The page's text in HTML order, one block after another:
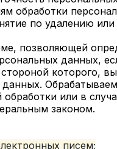
обработки
по удалению
позволяющей
данных,
которого,
данных.
или в
законом.
писем;